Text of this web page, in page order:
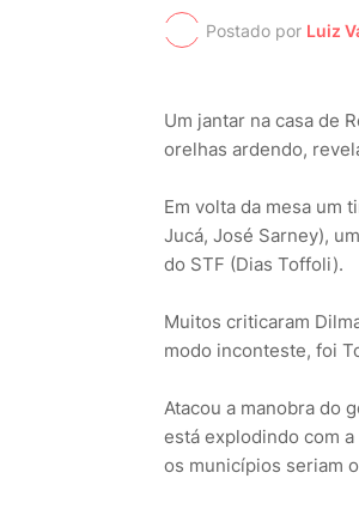
Postado por Luiz
Um jantar na casa de
orelhas ardendo,
Em volta da mesa um
Jucá, José Sarney),
do STF (Dias Toffoli).
Muitos criticaram
modo inconteste, foi
Atacou a manobra do
está explodindo com
os municípios seriam